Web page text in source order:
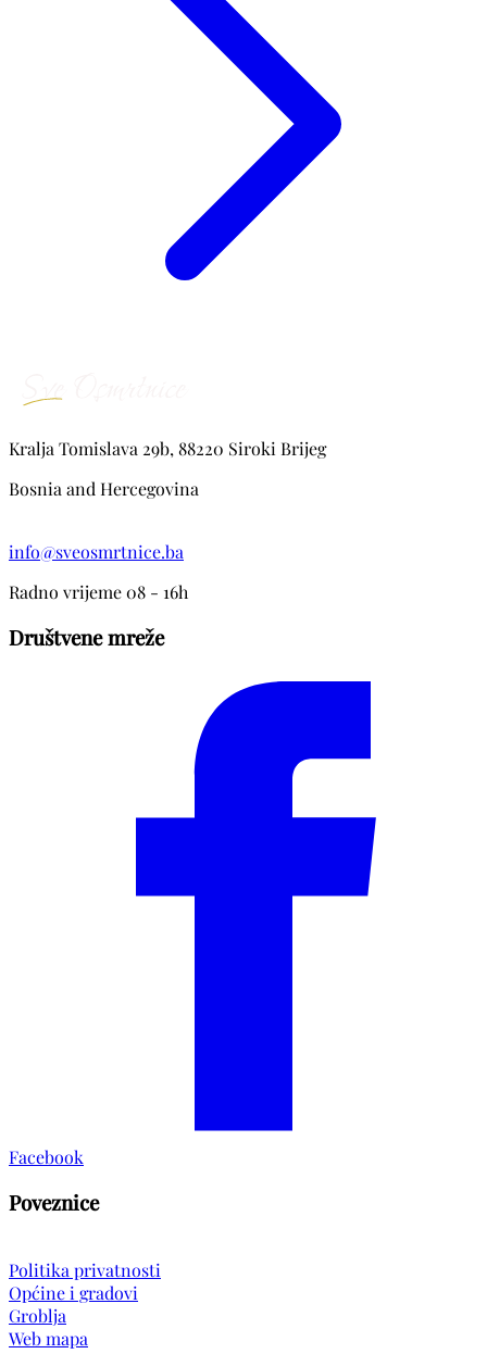
Kralja Tomislava 29b, 88220 Siroki Brijeg
Bosnia and Hercegovina
info@sveosmrtnice.ba
Radno vrijeme 08 - 16h
Društvene mreže
Facebook
Poveznice
Politika privatnosti
Općine i gradovi
Groblja
Web mapa